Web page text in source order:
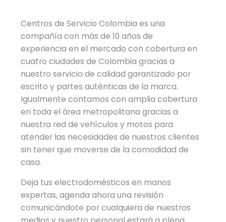
Centros de Servicio Colombia es una
compañía con más de 10 años de
experiencia en el mercado con cobertura en
cuatro ciudades de Colombia gracias a
nuestro servicio de calidad garantizado por
escrito y partes auténticas de la marca.
Igualmente contamos con amplia cobertura
en toda el área metropolitana gracias a
nuestra red de vehículos y motos para
atender las necesidades de nuestros clientes
sin tener que moverse de la comodidad de
casa.
Deja tus electrodomésticos en manos
expertas, agenda ahora una revisión
comunicándote por cualquiera de nuestros